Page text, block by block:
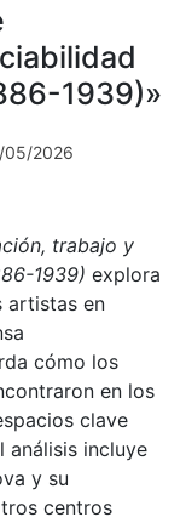
1939)»
05/2026
trabajo y
1939) explora
artistas en
cómo los
en los
clave
análisis incluye
y su
centros